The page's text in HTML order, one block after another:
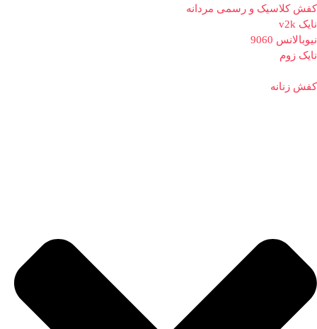
کفش کلاسیک و رسمی مردانه
نایک v2k
نیوبالانس 9060
نایک زوم
کفش زنانه